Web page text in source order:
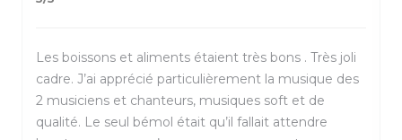
Les boissons et aliments étaient très bons . Très joli
cadre. J’ai apprécié particulièrement la musique des
2 musiciens et chanteurs, musiques soft et de
qualité. Le seul bémol était qu’il fallait attendre